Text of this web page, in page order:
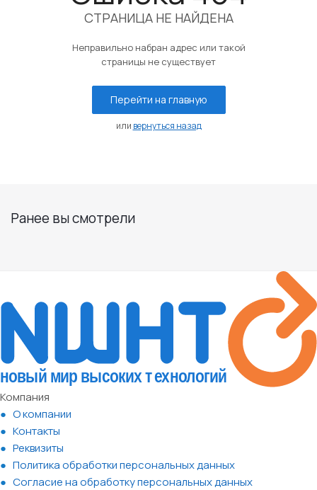
СТРАНИЦА НЕ НАЙДЕНА
Неправильно набран адрес или такой
страницы не существует
Перейти на главную
или вернуться назад
Ранее вы смотрели
Компания
О компании
Контакты
Реквизиты
Политика обработки персональных данных
Согласие на обработку персональных данных